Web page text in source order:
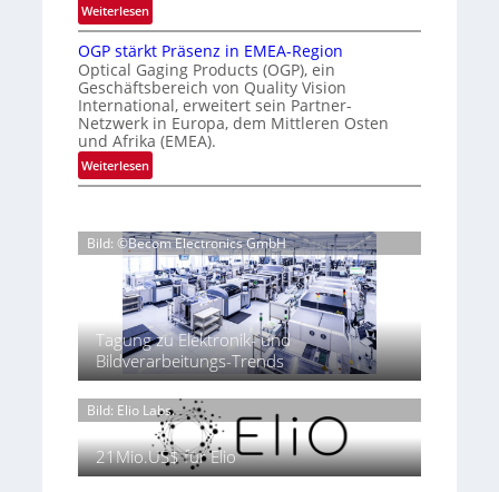
r
k
e
n
r
e
n
n
u
n
g
p
e
r
s
p
e
c
t
r
N
e
w
s
t
o
n
a
V
i
s
o
n
N
i
h
t
2
0
2
6
Weiterlesen:
O
n
l
i
n
e
-
E
n
z
u
r
T
h
r
m
o
g
OGP stärkt Präsenz in EMEA-Region
Optical Gaging Products (OGP), ein
Geschäftsbereich von Quality Vision
International, erweitert sein Partner-
Netzwerk in Europa, dem Mittleren Osten
und Afrika (EMEA).
Weiterlesen:
O
P
s
t
ä
r
k
t
P
r
ä
s
e
n
Bild: ©Becom Electronics GmbH
Tagung zu Elektronik- und
Bildverarbeitungs-Trends
Bild: Elio Labs.
21Mio.US$ für Elio